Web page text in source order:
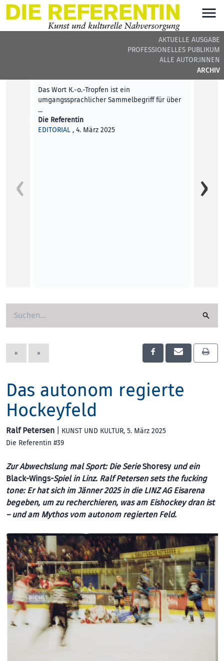
AKTUELLE AUSGABE
PROFESSIONELLES PUBLIKUM
ALLE AUTOR:INNEN
ARCHIV
DIE REFERENTIN #39 - BEITRÄGE DER AUSGABE
Das Wort K.-o.-Tropfen ist ein
umgangssprachlicher Sammelbegriff für über
...
Die Referentin
EDITORIAL , 4. März 2025
So
« »
Das autonom regierte
Hockeyfeld
Ralf Petersen KUNST UND KULTUR, 5. März 2025
Die Referentin #39
Zur Abwechslung mal Sport: Die SerieShoresy und ein
Black-Wings-Spiel in Linz. Ralf Petersen sets the fucking
tone: Er hat sich im Jänner 2025 in die LINZ AG Eisarena
begeben, um zu recherchieren, was am Eishockey dran ist
– und am Mythos vom autonom regierten Feld.